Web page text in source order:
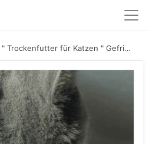
" Trockenfutter für Katzen " Gefriergetrocknetes Trockenfutter für Katzen